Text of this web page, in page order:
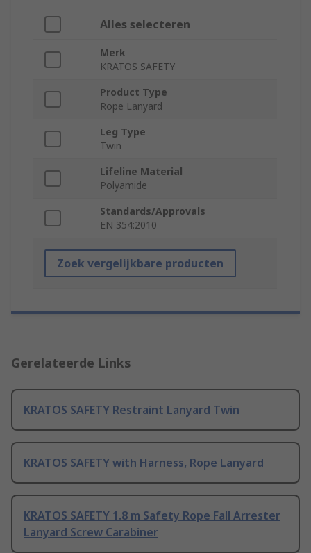
Alles selecteren
Merk
KRATOS SAFETY
Product Type
Rope Lanyard
Leg Type
Twin
Lifeline Material
Polyamide
Standards/Approvals
EN 354:2010
Zoek vergelijkbare producten
Gerelateerde Links
KRATOS SAFETY Restraint Lanyard Twin
KRATOS SAFETY with Harness, Rope Lanyard
KRATOS SAFETY 1.8 m Safety Rope Fall Arrester
Lanyard Screw Carabiner